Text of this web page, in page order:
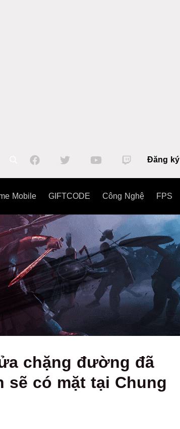
Đăng ký
Mobile GIFTCODE Công Nghệ FPS
chặng đường đã
sẽ có mặt tại Chung